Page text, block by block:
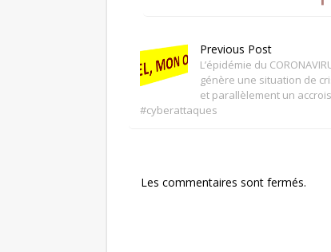
Previous Post
L’épidémie du
génère une situation de
et parallèlement un
#cyberattaques
Les commentaires sont fermés.